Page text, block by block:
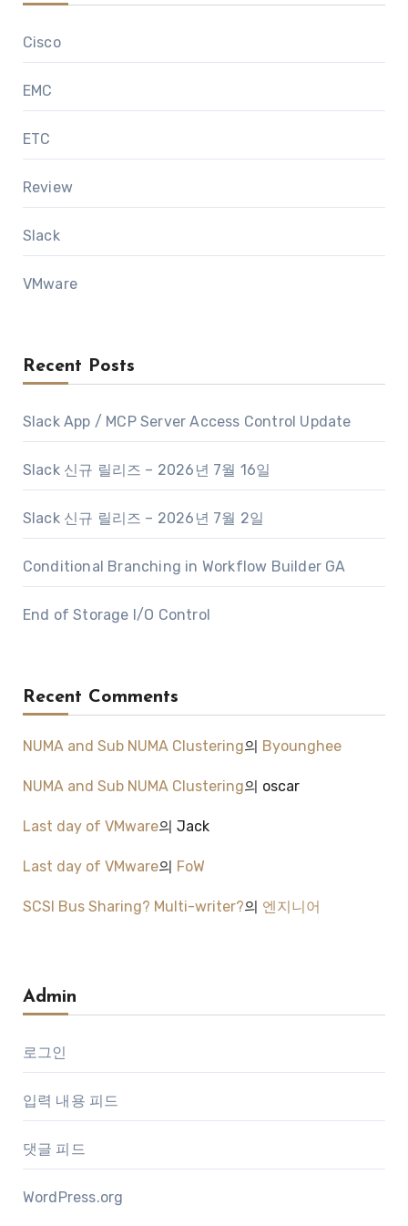
Cisco
EMC
ETC
Review
Slack
VMware
Recent Posts
Slack App / MCP Server Access Control Update
Slack 신규 릴리즈 – 2026년 7월 16일
Slack 신규 릴리즈 – 2026년 7월 2일
Conditional Branching in Workflow Builder GA
End of Storage I/O Control
Recent Comments
NUMA and Sub NUMA Clustering의 Byounghee
NUMA and Sub NUMA Clustering의 oscar
Last day of VMware의 Jack
Last day of VMware의 FoW
SCSI Bus Sharing? Multi-writer?의 엔지니어
Admin
로그인
입력 내용 피드
댓글 피드
WordPress.org